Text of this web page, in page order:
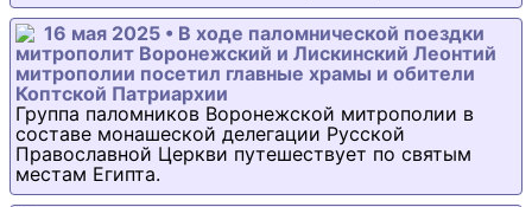
16 мая 2025 • В ходе паломнической поездки
митрополит Воронежский и Лискинский Леонтий
митрополии посетил главные храмы и обители
Коптской Патриархии
Группа паломников Воронежской митрополии в
составе монашеской делегации Русской
Православной Церкви путешествует по святым
местам Египта.